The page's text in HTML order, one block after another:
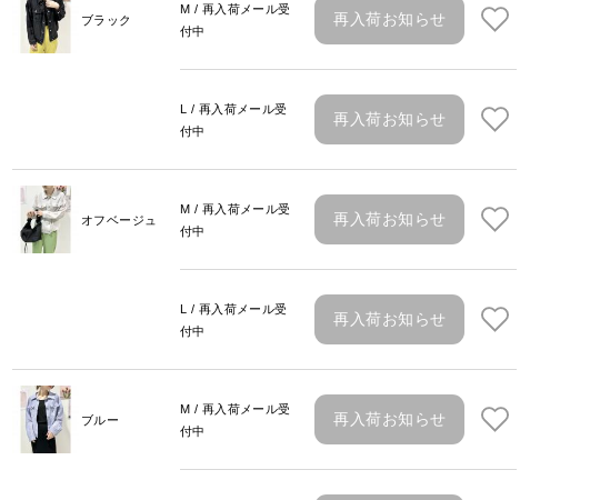
ブラック
M / 再入荷メール受
付中
再入荷お知らせ
L / 再入荷メール受
付中
再入荷お知らせ
オフベージュ
M / 再入荷メール受
付中
再入荷お知らせ
L / 再入荷メール受
付中
再入荷お知らせ
ブルー
M / 再入荷メール受
付中
再入荷お知らせ